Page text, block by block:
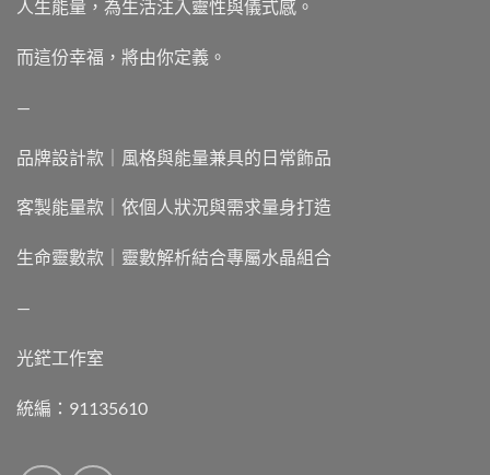
人生能量，為生活注入靈性與儀式感。
而這份幸福，將由你定義。
—
品牌設計款｜風格與能量兼具的日常飾品
客製能量款｜依個人狀況與需求量身打造
生命靈數款｜靈數解析結合專屬水晶組合
—
光鋩工作室
統編：91135610